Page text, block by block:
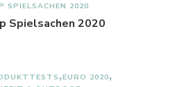
SPIELSACHEN 2020
Spielsachen 2020
EURO 2020